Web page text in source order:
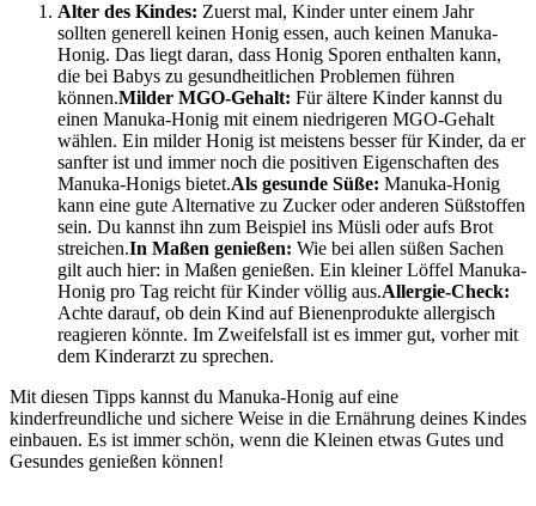
Alter des Kindes: Zuerst mal, Kinder unter einem Jahr
sollten generell keinen Honig essen, auch keinen Manuka-
Honig. Das liegt daran, dass Honig Sporen enthalten kann,
die bei Babys zu gesundheitlichen Problemen führen
können.Milder MGO-Gehalt: Für ältere Kinder kannst du
einen Manuka-Honig mit einem niedrigeren MGO-Gehalt
wählen. Ein milder Honig ist meistens besser für Kinder, da er
sanfter ist und immer noch die positiven Eigenschaften des
Manuka-Honigs bietet.Als gesunde Süße: Manuka-Honig
kann eine gute Alternative zu Zucker oder anderen Süßstoffen
sein. Du kannst ihn zum Beispiel ins Müsli oder aufs Brot
streichen.In Maßen genießen: Wie bei allen süßen Sachen
gilt auch hier: in Maßen genießen. Ein kleiner Löffel Manuka-
Honig pro Tag reicht für Kinder völlig aus.Allergie-Check:
Achte darauf, ob dein Kind auf Bienenprodukte allergisch
reagieren könnte. Im Zweifelsfall ist es immer gut, vorher mit
dem Kinderarzt zu sprechen.
Mit diesen Tipps kannst du Manuka-Honig auf eine
kinderfreundliche und sichere Weise in die Ernährung deines Kindes
einbauen. Es ist immer schön, wenn die Kleinen etwas Gutes und
Gesundes genießen können!